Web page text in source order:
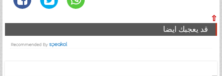
⇧
قد يعجبك ايضا